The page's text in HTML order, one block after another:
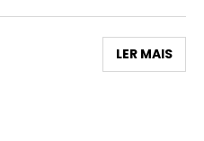
LER MAIS